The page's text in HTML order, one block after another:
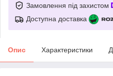
Замовлення під захистом
Доступна доставка
Опис Характеристики